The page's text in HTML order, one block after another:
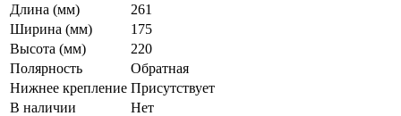
Длина (мм)
261
Ширина (мм)
175
Высота (мм)
220
Полярность
Обратная
Нижнее крепление Присутствует
В наличии
Нет